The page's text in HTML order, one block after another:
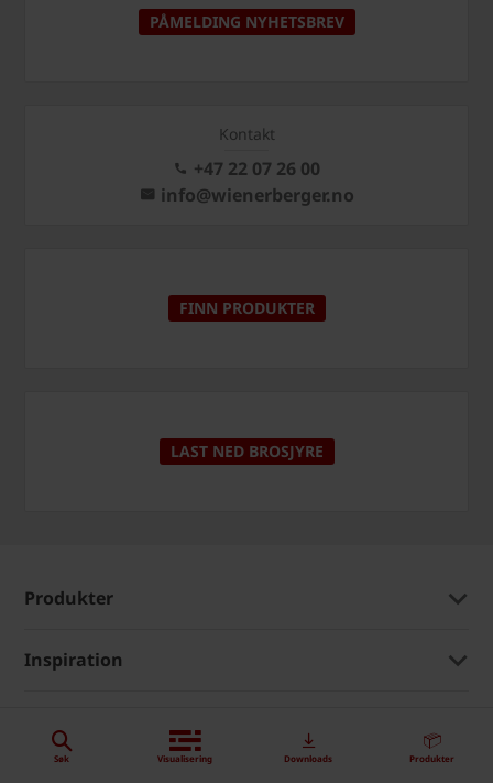
Søk Visualisering Downloads Produkter
PÅMELDING NYHETSBREV
Kontakt
+47 22 07 26 00
info@wienerberger.no
FINN PRODUKTER
LAST NED BROSJYRE
Produkter
Inspiration
wienerberger worldwide